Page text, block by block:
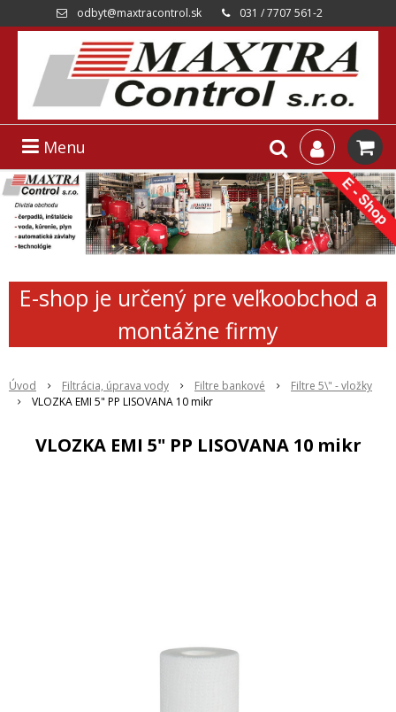
odbyt@maxtracontrol.sk 031 / 7707 561-2
Menu
E-shop je určený pre veľkoobchod a
montážne firmy
Úvod Filtrácia, úprava vody Filtre bankové
Filtre 5\" - vložky
VLOZKA EMI 5" PP LISOVANA 10 mikr
VLOZKA EMI 5" PP LISOVANA 10 mikr